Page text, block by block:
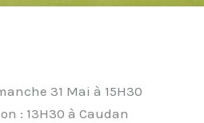
31 Mai à 15H30
: 13H30 à Caudan